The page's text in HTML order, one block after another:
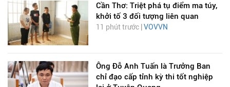
Cần Thơ: Triệt phá tụ điểm ma túy,
khởi tố 3 đối tượng liên quan
11 phút trước | VOVVN
Ông Đỗ Anh Tuấn là Trưởng Ban
chỉ đạo cấp tỉnh kỳ thi tốt nghiệp